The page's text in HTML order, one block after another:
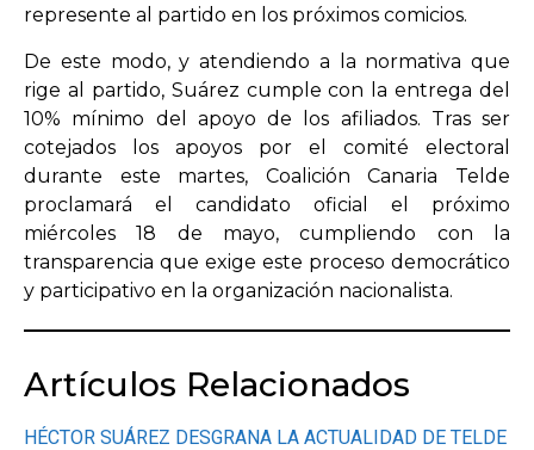
represente al partido en los próximos comicios.
De este modo, y atendiendo a la normativa que
rige al partido, Suárez cumple con la entrega del
10% mínimo del apoyo de los afiliados. Tras ser
cotejados los apoyos por el comité electoral
durante este martes, Coalición Canaria Telde
proclamará el candidato oficial el próximo
miércoles 18 de mayo, cumpliendo con la
transparencia que exige este proceso democrático
y participativo en la organización nacionalista.
Artículos Relacionados
HÉCTOR SUÁREZ DESGRANA LA ACTUALIDAD DE TELDE